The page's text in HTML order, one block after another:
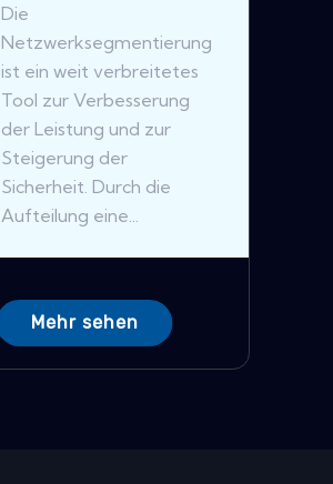
Die
Netzwerksegmentierung
ist ein weit verbreitetes
Tool zur Verbesserung
der Leistung und zur
Steigerung der
Sicherheit. Durch die
Aufteilung eine...
Mehr sehen